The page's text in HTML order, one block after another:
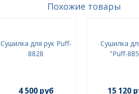
Похожие товары
Сушилка для рук Puff-
8828
4 500 руб
Сушилка
"Puff-
15 120